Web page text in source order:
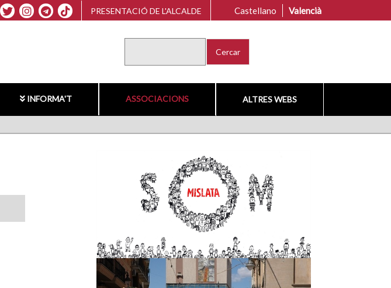
PRESENTACIÓ DE L'ALCALDE Castellano Valencià
INFORMA'T ASSOCIACIONS ALTRES WEBS